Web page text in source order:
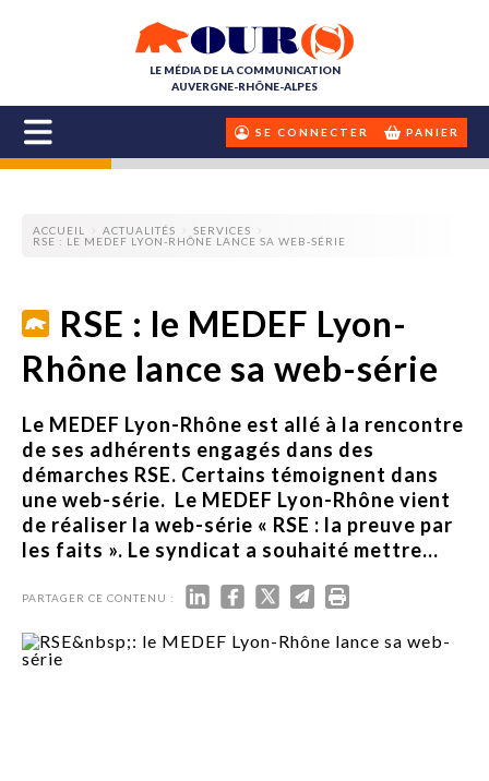
LE MÉDIA DE LA COMMUNICATION
AUVERGNE-RHÔNE-ALPES
SE CONNECTER PANIER
ACCUEIL ACTUALITÉS
SERVICES
RSE : LE MEDEF LYON-RHÔNE LANCE SA WEB-SÉRIE
RSE : le MEDEF Lyon-
Rhône lance sa web-série
Le MEDEF Lyon-Rhône est allé à la rencontre
de ses adhérents engagés dans des
démarches RSE. Certains témoignent dans
une web-série. Le MEDEF Lyon-Rhône vient
de réaliser la web-série « RSE : la preuve par
les faits ». Le syndicat a souhaité mettre...
PARTAGER CE CONTENU :